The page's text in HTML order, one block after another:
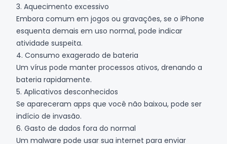
3. Aquecimento excessivo
Embora comum em jogos ou gravações, se o iPhone
esquenta demais em uso normal, pode indicar
atividade suspeita.
4. Consumo exagerado de bateria
Um vírus pode manter processos ativos, drenando a
bateria rapidamente.
5. Aplicativos desconhecidos
Se apareceram apps que você não baixou, pode ser
indício de invasão.
6. Gasto de dados fora do normal
Um malware pode usar sua internet para enviar